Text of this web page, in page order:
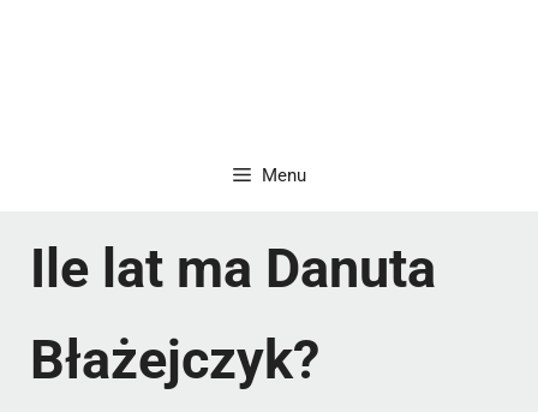
Menu
Ile lat ma Danuta
Błażejczyk?